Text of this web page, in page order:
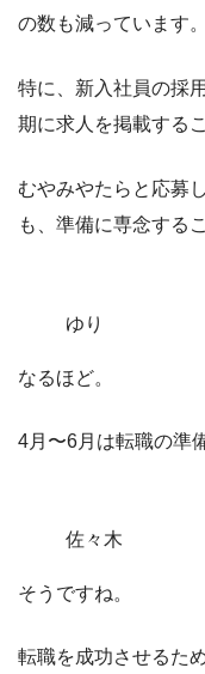
の数も減っています。
特に、新入社員の採
期に求人を掲載する
むやみやたらと応募
も、 準備に専念する
ゆり
なるほど。
4月〜6月は転職の準
佐々木
そうですね。
転職を成功させるた